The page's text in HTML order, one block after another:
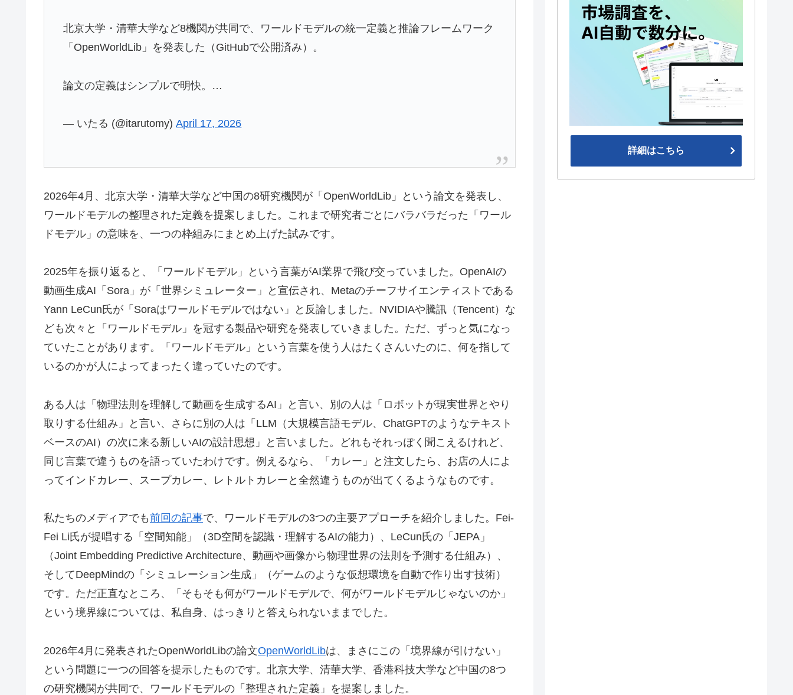
北京大学・清華大学など8機関が共同で、ワールドモデルの統一定義と推論フレームワーク
「OpenWorldLib」を発表した（GitHubで公開済み）。
論文の定義はシンプルで明快。…
— いたる (@itarutomy)April 17, 2026
2026年4月、北京大学・清華大学など中国の8研究機関が「OpenWorldLib」という論文を発表し、
ワールドモデルの整理された定義を提案しました。これまで研究者ごとにバラバラだった「ワール
ドモデル」の意味を、一つの枠組みにまとめ上げた試みです。
2025年を振り返ると、「ワールドモデル」という言葉がAI業界で飛び交っていました。OpenAIの
動画生成AI「Sora」が「世界シミュレーター」と宣伝され、Metaのチーフサイエンティストである
Yann LeCun氏が「Soraはワールドモデルではない」と反論しました。NVIDIAや騰訊（Tencent）な
ども次々と「ワールドモデル」を冠する製品や研究を発表していきました。ただ、ずっと気になっ
ていたことがあります。「ワールドモデル」という言葉を使う人はたくさんいたのに、何を指して
いるのかが人によってまったく違っていたのです。
ある人は「物理法則を理解して動画を生成するAI」と言い、別の人は「ロボットが現実世界とやり
取りする仕組み」と言い、さらに別の人は「LLM（大規模言語モデル、ChatGPTのようなテキスト
ベースのAI）の次に来る新しいAIの設計思想」と言いました。どれもそれっぽく聞こえるけれど、
同じ言葉で違うものを語っていたわけです。例えるなら、「カレー」と注文したら、お店の人によ
ってインドカレー、スープカレー、レトルトカレーと全然違うものが出てくるようなものです。
私たちのメディアでも前回の記事で、ワールドモデルの3つの主要アプローチを紹介しました。Fei-
Fei Li氏が提唱する「空間知能」（3D空間を認識・理解するAIの能力）、LeCun氏の「JEPA」
（Joint Embedding Predictive Architecture、動画や画像から物理世界の法則を予測する仕組み）、
そしてDeepMindの「シミュレーション生成」（ゲームのような仮想環境を自動で作り出す技術）
です。ただ正直なところ、「そもそも何がワールドモデルで、何がワールドモデルじゃないのか」
という境界線については、私自身、はっきりと答えられないままでした。
2026年4月に発表されたOpenWorldLibの論文OpenWorldLibは、まさにこの「境界線が引けない」
という問題に一つの回答を提示したものです。北京大学、清華大学、香港科技大学など中国の8つ
の研究機関が共同で、ワールドモデルの「整理された定義」を提案しました。
詳細はこちら